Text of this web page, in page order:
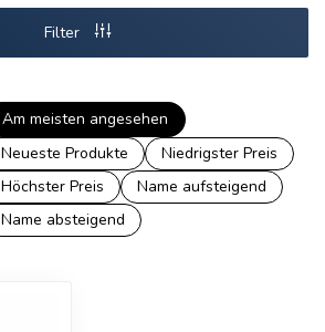
Filter
Am meisten angesehen
Neueste Produkte
Niedrigster Preis
Höchster Preis
Name aufsteigend
Name absteigend